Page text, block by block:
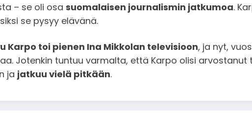
– se oli osa suomalaisen journalismin jatkumoa.
se pysyy elävänä.
Karpo toi pienen Ina Mikkolan televisioon, ja nyt,
Jotenkin tuntuu varmalta, että Karpo olisi arvostanut
ja jatkuu vielä pitkään.